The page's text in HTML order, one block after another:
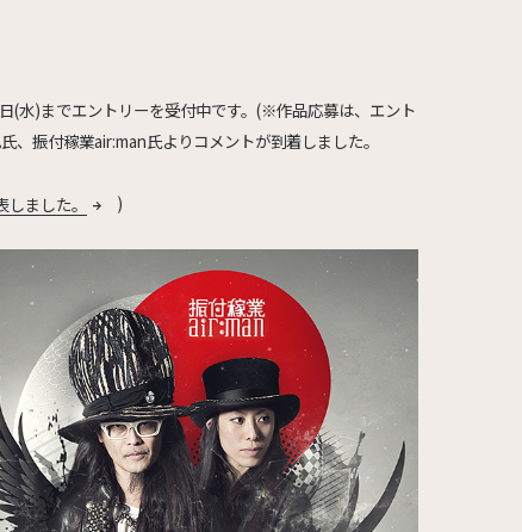
(水)までエントリーを受付中です。(※作品応募は、エント
、振付稼業air:man氏よりコメントが到着しました。
ました。 )